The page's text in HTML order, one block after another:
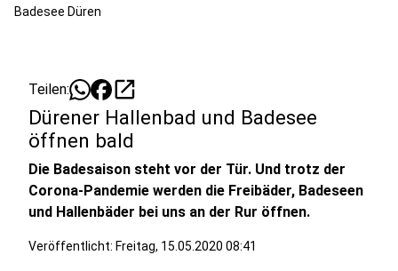
Badesee Düren
Teilen: open_in_new
Dürener Hallenbad und Badesee
öffnen bald
Die Badesaison steht vor der Tür. Und trotz der
Corona-Pandemie werden die Freibäder, Badeseen
und Hallenbäder bei uns an der Rur öffnen.
Veröffentlicht: Freitag, 15.05.2020 08:41